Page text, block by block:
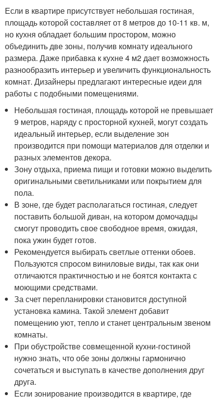
Если в квартире присутствует небольшая гостиная,
площадь которой составляет от 8 метров до 10-11 кв. м,
но кухня обладает большим простором, можно
объединить две зоны, получив комнату идеального
размера. Даже прибавка к кухне 4 м2 дает возможность
разнообразить интерьер и увеличить функциональность
комнат. Дизайнеры предлагают интересные идеи для
работы с подобными помещениями.
Небольшая гостиная, площадь которой не превышает
9 метров, наряду с просторной кухней, могут создать
идеальный интерьер, если выделение зон
производится при помощи материалов для отделки и
разных элементов декора.
Зону отдыха, приема пищи и готовки можно выделить
оригинальными светильниками или покрытием для
пола.
В зоне, где будет располагаться гостиная, следует
поставить большой диван, на котором домочадцы
смогут проводить свое свободное время, ожидая,
пока ужин будет готов.
Рекомендуется выбирать светлые оттенки обоев.
Пользуются спросом виниловые виды, так как они
отличаются практичностью и не боятся контакта с
моющими средствами.
За счет перепланировки становится доступной
установка камина. Такой элемент добавит
помещению уют, тепло и станет центральным звеном
комнаты.
При обустройстве совмещенной кухни-гостиной
нужно знать, что обе зоны должны гармонично
сочетаться и выступать в качестве дополнения друг
друга.
Если зонирование производится в квартире, где